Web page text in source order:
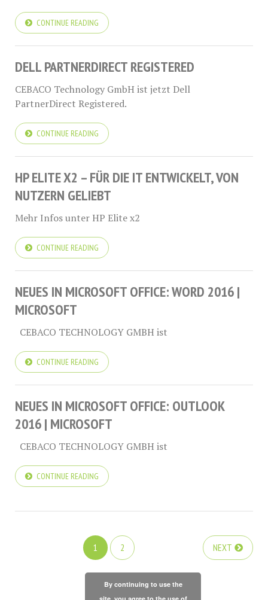
CONTINUE READING
DELL PARTNERDIRECT REGISTERED
CEBACO Technology GmbH ist jetzt Dell
PartnerDirect Registered.
CONTINUE READING
HP ELITE X2 – FÜR DIE IT ENTWICKELT, VON
NUTZERN GELIEBT
Mehr Infos unter HP Elite x2
CONTINUE READING
NEUES IN MICROSOFT OFFICE: WORD 2016 |
MICROSOFT
CEBACO TECHNOLOGY GMBH ist
CONTINUE READING
NEUES IN MICROSOFT OFFICE: OUTLOOK
2016 | MICROSOFT
CEBACO TECHNOLOGY GMBH ist
CONTINUE READING
1 2 NEXT
By continuing to use the